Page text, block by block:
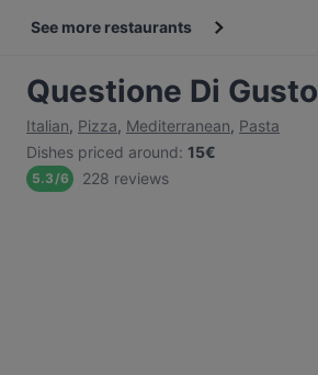
See more restaurants
Questione Di Gusto
Italian, Pizza, Mediterranean, Pasta
Dishes priced around: 15€
5.3/6 228 reviews